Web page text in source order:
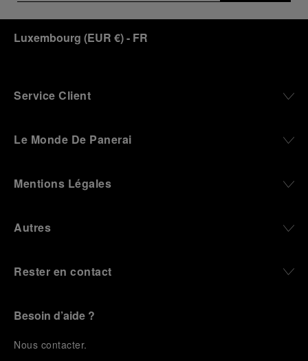
Luxembourg (EUR €)- FR
Service Client
Le Monde De Panerai
Mentions Légales
Autres
Rester en contact
Besoin d’aide ?
Nous contacter.